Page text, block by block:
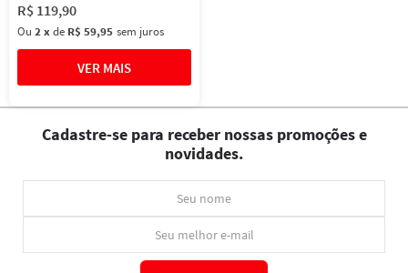
R$ 119,90
Ou 2xde R$ 59,95 sem juros
Cadastre-se para receber nossas promoções e
novidades.